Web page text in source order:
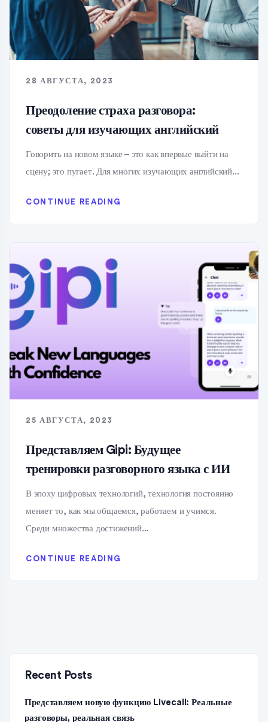
28 АВГУСТА, 2023
Преодоление страха разговора:
советы для изучающих английский
Говорить на новом языке – это как впервые выйти на
сцену; это пугает. Для многих изучающих английский...
CONTINUE READING
25 АВГУСТА, 2023
Представляем Gipi: Будущее
тренировки разговорного языка с ИИ
В эпоху цифровых технологий, технология постоянно
меняет то, как мы общаемся, работаем и учимся.
Среди множества достижений...
CONTINUE READING
Recent Posts
Представляем новую функцию Livecall: Реальные
разговоры, реальная связь